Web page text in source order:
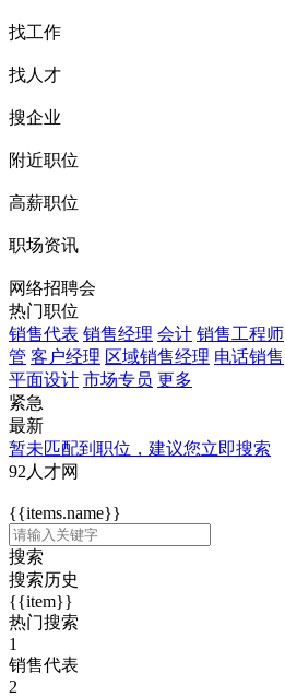
找工作
找人才
搜企业
附近职位
高薪职位
职场资讯
网络招聘会
热门职位
销售代表 销售经理 会计 销售工程师
管 客户经理 区域销售经理 电话销售
平面设计 市场专员 更多
紧急
最新
暂未匹配到职位，建议您立即搜索
92人才网
{{items.name}}
搜索
搜索历史
{{item}}
热门搜索
1
销售代表
2